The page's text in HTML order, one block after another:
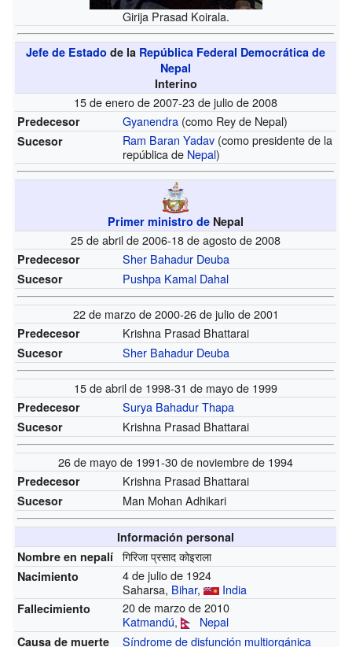
Girija Prasad Koirala.
Jefe de Estado de la República Federal Democrática de
Nepal
Interino
15 de enero de 2007-23 de julio de 2008
Predecesor Gyanendra (como Rey de Nepal)
Sucesor Ram Baran Yadav (como presidente de la
república de Nepal)
Primer ministro de Nepal
25 de abril de 2006-18 de agosto de 2008
Predecesor Sher Bahadur Deuba
Sucesor Pushpa Kamal Dahal
22 de marzo de 2000-26 de julio de 2001
Predecesor Krishna Prasad Bhattarai
Sucesor Sher Bahadur Deuba
15 de abril de 1998-31 de mayo de 1999
Predecesor Surya Bahadur Thapa
Sucesor Krishna Prasad Bhattarai
26 de mayo de 1991-30 de noviembre de 1994
Predecesor Krishna Prasad Bhattarai
Sucesor Man Mohan Adhikari
Información personal
Nombre en nepalí
गिरिजा प्रसाद कोइराला
Nacimiento
4 de julio de 1924
Saharsa, Bihar, India
Fallecimiento
20 de marzo de 2010
Katmandú, Nepal
Causa de muerte Síndrome de disfunción multiorgánica